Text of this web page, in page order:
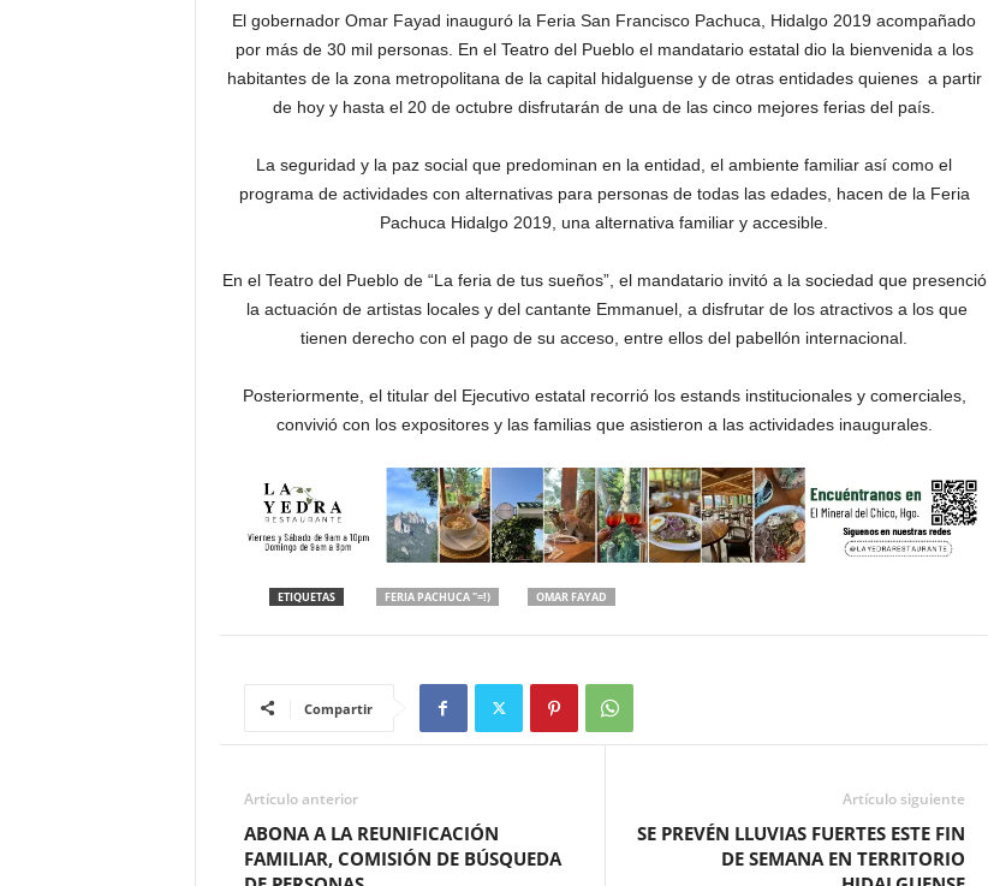
El gobernador Omar Fayad inauguró la Feria San Francisco Pachuca, Hidalgo 2019 acompañado
por más de 30 mil personas. En el Teatro del Pueblo el mandatario estatal dio la bienvenida a los
habitantes de la zona metropolitana de la capital hidalguense y de otras entidades quienes a partir
de hoy y hasta el 20 de octubre disfrutarán de una de las cinco mejores ferias del país.
La seguridad y la paz social que predominan en la entidad, el ambiente familiar así como el
programa de actividades con alternativas para personas de todas las edades, hacen de la Feria
Pachuca Hidalgo 2019, una alternativa familiar y accesible.
En el Teatro del Pueblo de “La feria de tus sueños”, el mandatario invitó a la sociedad que presenció
la actuación de artistas locales y del cantante Emmanuel, a disfrutar de los atractivos a los que
tienen derecho con el pago de su acceso, entre ellos del pabellón internacional.
Posteriormente, el titular del Ejecutivo estatal recorrió los estands institucionales y comerciales,
convivió con los expositores y las familias que asistieron a las actividades inaugurales.
ETIQUETAS FERIA PACHUCA "=!) OMAR FAYAD
Compartir
Artículo anterior
ABONA A LA REUNIFICACIÓN
FAMILIAR, COMISIÓN DE BÚSQUEDA
Artículo siguiente
SE PREVÉN LLUVIAS FUERTES ESTE FIN
DE SEMANA EN TERRITORIO